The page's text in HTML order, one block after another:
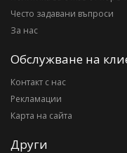
Често задавани въпроси
За нас
Обслужване на
Контакт с нас
Рекламации
Карта на сайта
Други